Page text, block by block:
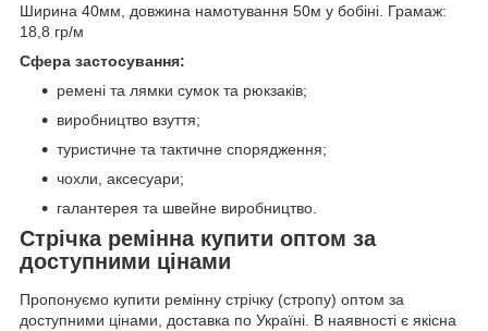
Ширина 40мм, довжина намотування 50м у бобіні. Грамаж:
18,8 гр/м
Сфера застосування:
ремені та лямки сумок та рюкзаків;
виробництво взуття;
туристичне та тактичне спорядження;
чохли, аксесуари;
галантерея та швейне виробництво.
Стрічка ремінна купити оптом за
доступними цінами
Пропонуємо купити ремінну стрічку (стропу) оптом за
доступними цінами, доставка по Україні. В наявності є якісна